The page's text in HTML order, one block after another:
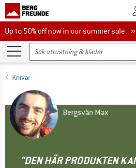
Up to 50% off now in our summer sale
Up to 50% off now in our summer sale »
Knivar
Bergsvän Max
"DEN HÄR PRODUKTEN